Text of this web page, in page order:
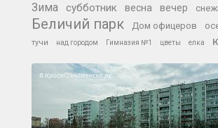
Зима субботник весна вечер
Беличий парк Дом офицеров
тучи
над городом Гимназия №1 цветы елка